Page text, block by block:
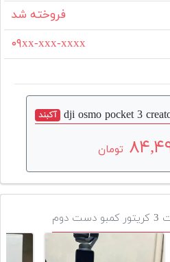
فروخته شد
۰۹xx-xxx-xxxx
آکبند
تومان